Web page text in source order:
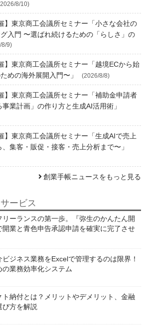
8/10)
】東京商工会議所セミナー「小さな会社の
入門 〜選ばれ続けるための「らしさ」の
8/9)
】東京商工会議所セミナー「越境ECから始
めの海外展開入門〜」
(2026/8/8)
】東京商工会議所セミナー「補助金申請者
業計画」の作り方と生成AI活用術」
】東京商工会議所セミナー「生成AIで売上
集客・販促・接客・売上分析まで〜」
創業手帳ニュースをもっと見る
ービス
リーランスの第一歩。『弥生のかんたん開
開業と青色申告承認申請を確実に完了させ
ビジネス業務をExcelで管理するのは限界！
の業務効率化システム
ト納付とは？メリットやデメリット、金融
び方を解説